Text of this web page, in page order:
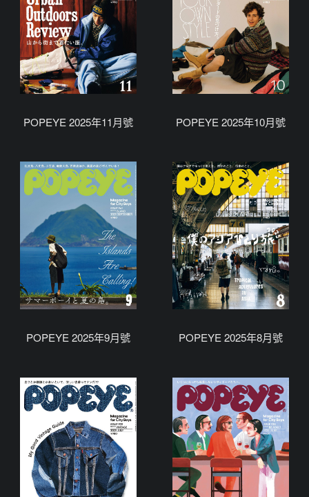
POPEYE 2025年11月號 POPEYE 2025年10月號
POPEYE 2025年9月號 POPEYE 2025年8月號